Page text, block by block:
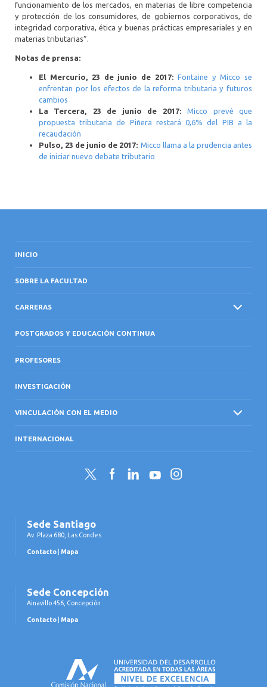
funcionamiento de los mercados, en materias de libre competencia
y protección de los consumidores, de gobiernos corporativos, de
integridad corporativa, ética y buenas prácticas empresariales y en
materias tributarias”.
Notas de prensa:
El Mercurio, 23 de junio de 2017: Fontaine y Micco se
enfrentan por los efectos de la reforma tributaria y futuros
cambios
La Tercera, 23 de junio de 2017:
Micco prevé que
propuesta tributaria de Piñera restará 0,6% del PIB a la
recaudación
Pulso, 23 de junio de 2017: Micco llama a la prudencia antes
de iniciar nuevo debate tributario
INICIO
SOBRE LA FACULTAD
CARRERAS
POSTGRADOS Y EDUCACIÓN CONTINUA
PROFESORES
INVESTIGACIÓN
VINCULACIÓN CON EL MEDIO
INTERNACIONAL
Twitter FacebookLinkedInYouTubeInstagram
Sede Santiago
Av. Plaza 680, Las Condes
Contacto Mapa
Sede Concepción
Ainavillo 456, Concepción
Contacto Mapa